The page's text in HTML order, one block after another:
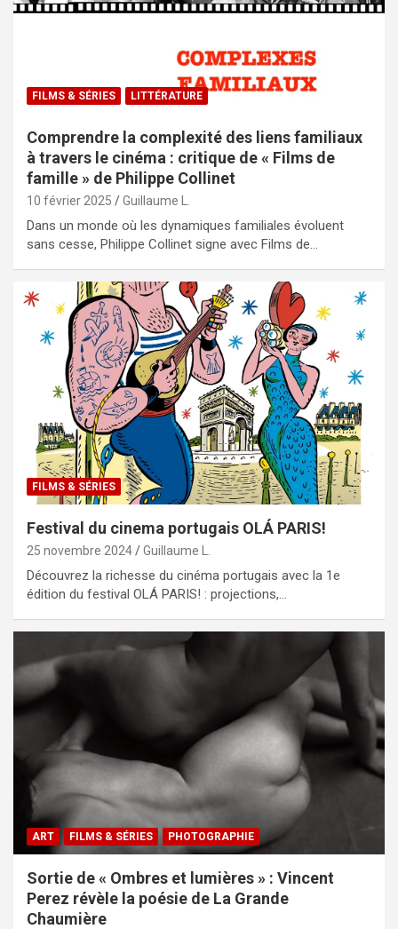
FILMS & SÉRIES LITTÉRATURE
Comprendre la complexité des liens familiaux
à travers le cinéma : critique de « Films de
famille » de Philippe Collinet
10 février 2025 Guillaume L.
Dans un monde où les dynamiques familiales évoluent
sans cesse, Philippe Collinet signe avec Films de…
FILMS & SÉRIES
Festival du cinema portugais OLÁ PARIS!
25 novembre 2024 Guillaume L.
Découvrez la richesse du cinéma portugais avec la 1e
édition du festival OLÁ PARIS! : projections,…
ART FILMS & SÉRIES PHOTOGRAPHIE
Sortie de « Ombres et lumières » : Vincent
Perez révèle la poésie de La Grande
Chaumière